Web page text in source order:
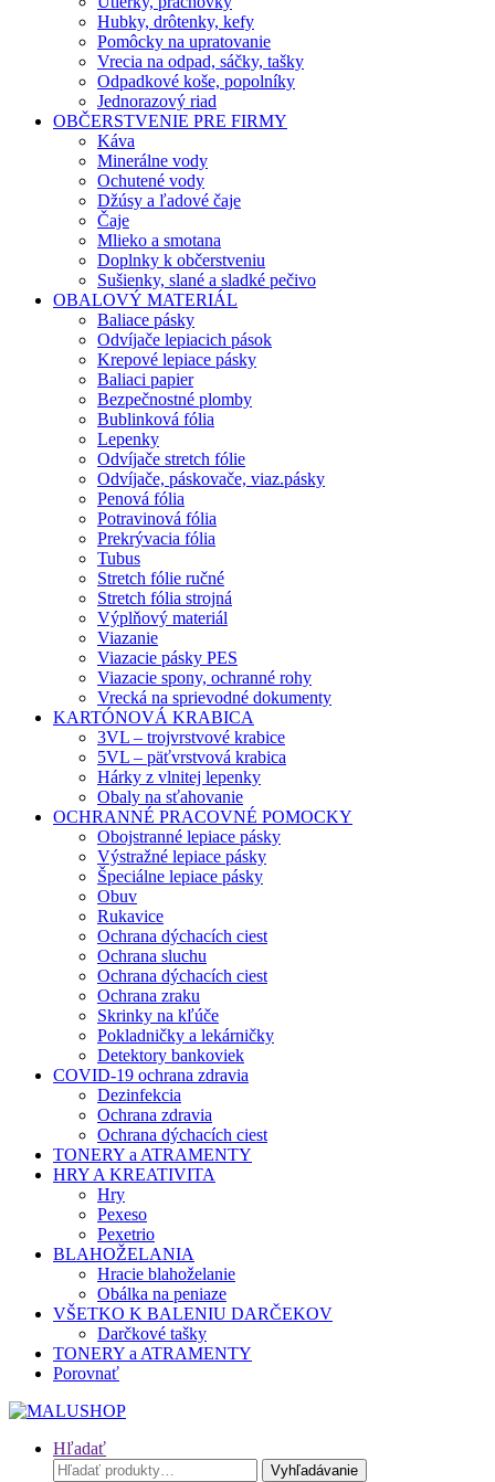
Hubky, drôtenky, kefy
Pomôcky na upratovanie
Vrecia na odpad, sáčky, tašky
Odpadkové koše, popolníky
Jednorazový riad
OBČERSTVENIE PRE FIRMY
Káva
Minerálne vody
Ochutené vody
Džúsy a ľadové čaje
Čaje
Mlieko a smotana
Doplnky k občerstveniu
Sušienky, slané a sladké pečivo
OBALOVÝ MATERIÁL
Baliace pásky
Odvíjače lepiacich pások
Krepové lepiace pásky
Baliaci papier
Bezpečnostné plomby
Bublinková fólia
Lepenky
Odvíjače stretch fólie
Odvíjače, páskovače, viaz.pásky
Penová fólia
Potravinová fólia
Prekrývacia fólia
Tubus
Stretch fólie ručné
Stretch fólia strojná
Výplňový materiál
Viazanie
Viazacie pásky PES
Viazacie spony, ochranné rohy
Vrecká na sprievodné dokumenty
KARTÓNOVÁ KRABICA
3VL – trojvrstvové krabice
5VL – päťvrstvová krabica
Hárky z vlnitej lepenky
Obaly na sťahovanie
OCHRANNÉ PRACOVNÉ POMOCKY
Obojstranné lepiace pásky
Výstražné lepiace pásky
Špeciálne lepiace pásky
Obuv
Rukavice
Ochrana dýchacích ciest
Ochrana sluchu
Ochrana dýchacích ciest
Ochrana zraku
Skrinky na kľúče
Pokladničky a lekárničky
Detektory bankoviek
COVID-19 ochrana zdravia
Dezinfekcia
Ochrana zdravia
Ochrana dýchacích ciest
TONERY a ATRAMENTY
HRY A KREATIVITA
Hry
Pexeso
Pexetrio
BLAHOŽELANIA
Hracie blahoželanie
Obálka na peniaze
VŠETKO K BALENIU DARČEKOV
Darčkové tašky
TONERY a ATRAMENTY
Porovnať
Hľadať
Hľadať:
Vyhľadávanie